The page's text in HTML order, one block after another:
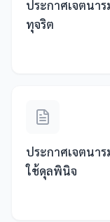
ประกาศเจตนา
ทุจริต
ประกาศเจตนา
ใช้ดุลพินิจ